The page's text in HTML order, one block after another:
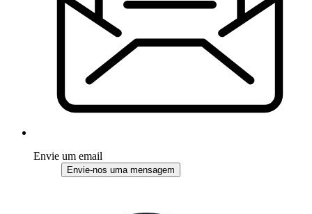
Envie um email
Envie-nos uma mensagem